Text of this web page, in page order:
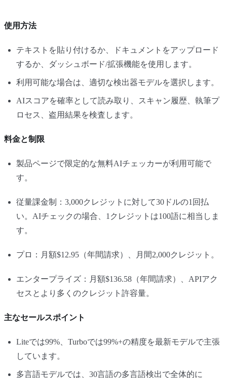
使用方法
テキストを貼り付けるか、ドキュメントをアップロード
するか、ダッシュボード/拡張機能を使用します。
利用可能な場合は、適切な検出器モデルを選択します。
AIスコアを確率として読み取り、スキャン履歴、執筆プ
ロセス、盗用結果を検査します。
料金と制限
製品ページで限定的な無料AIチェッカーが利用可能で
す。
従量課金制：3,000クレジットに対して30ドルの1回払
い。AIチェックの場合、1クレジットは100語に相当しま
す。
プロ：月額$12.95（年間請求）、月間2,000クレジット。
エンタープライズ：月額$136.58（年間請求）、APIアク
セスとより多くのクレジット許容量。
主なセールスポイント
Liteでは99%、Turboでは99%+の精度を最新モデルで主張
しています。
多言語モデルでは、30言語の多言語検出で全体的に